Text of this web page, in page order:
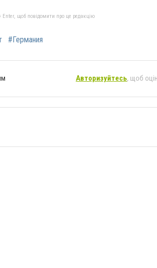
Enter, щоб повідомити про це редакцію
#Германия
Авторизуйтесь, щоб